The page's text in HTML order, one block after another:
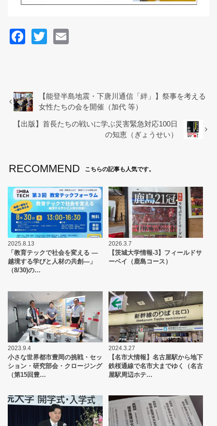
F
b
o
o
T
【能登半島地震・下唐川通信「絆」】祭事を考える
女性たちの会を開催（加代 等）
【出版】首長たちの戦いに学ぶ災害緊急対応100日
の知恵（ぎょうせい）
RECOMMEND こちらの記事も人気です。
2025.8.13
「教育テックで社会を変える ―
越境する学びと人材の共創―」
（8/30)の…
2026.3.7
【茨城大学情報-3】フィールドサ
ーベイ（鹿島コース）
2023.9.4
小さな世界都市豊岡の挑戦・セッ
ション・研究部会・クロージング
（第15回豊…
2024.3.27
【名市大情報】名古屋駅から地下
鉄桜通線で名市大までゆく（名古
屋駅周辺ホテ…